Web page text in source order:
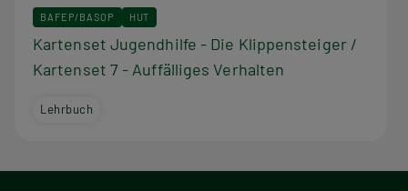
BAFEP/BASOP HUT
Kartenset Jugendhilfe - Die Klippensteiger /
Kartenset 7 - Auffälliges Verhalten
Lehrbuch